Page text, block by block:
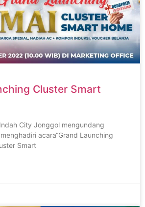
Cluster Smart
City Jonggol mengundang
acara“Grand Launching
Smart